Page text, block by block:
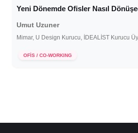
Yeni Dönemde Ofisler Nasıl
Umut Uzuner
Mimar, U Design Kurucu, İDEALİST Kurucu
OFİS / CO-WORKING